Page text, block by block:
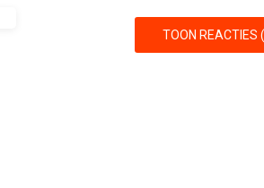
TOON REACTIES